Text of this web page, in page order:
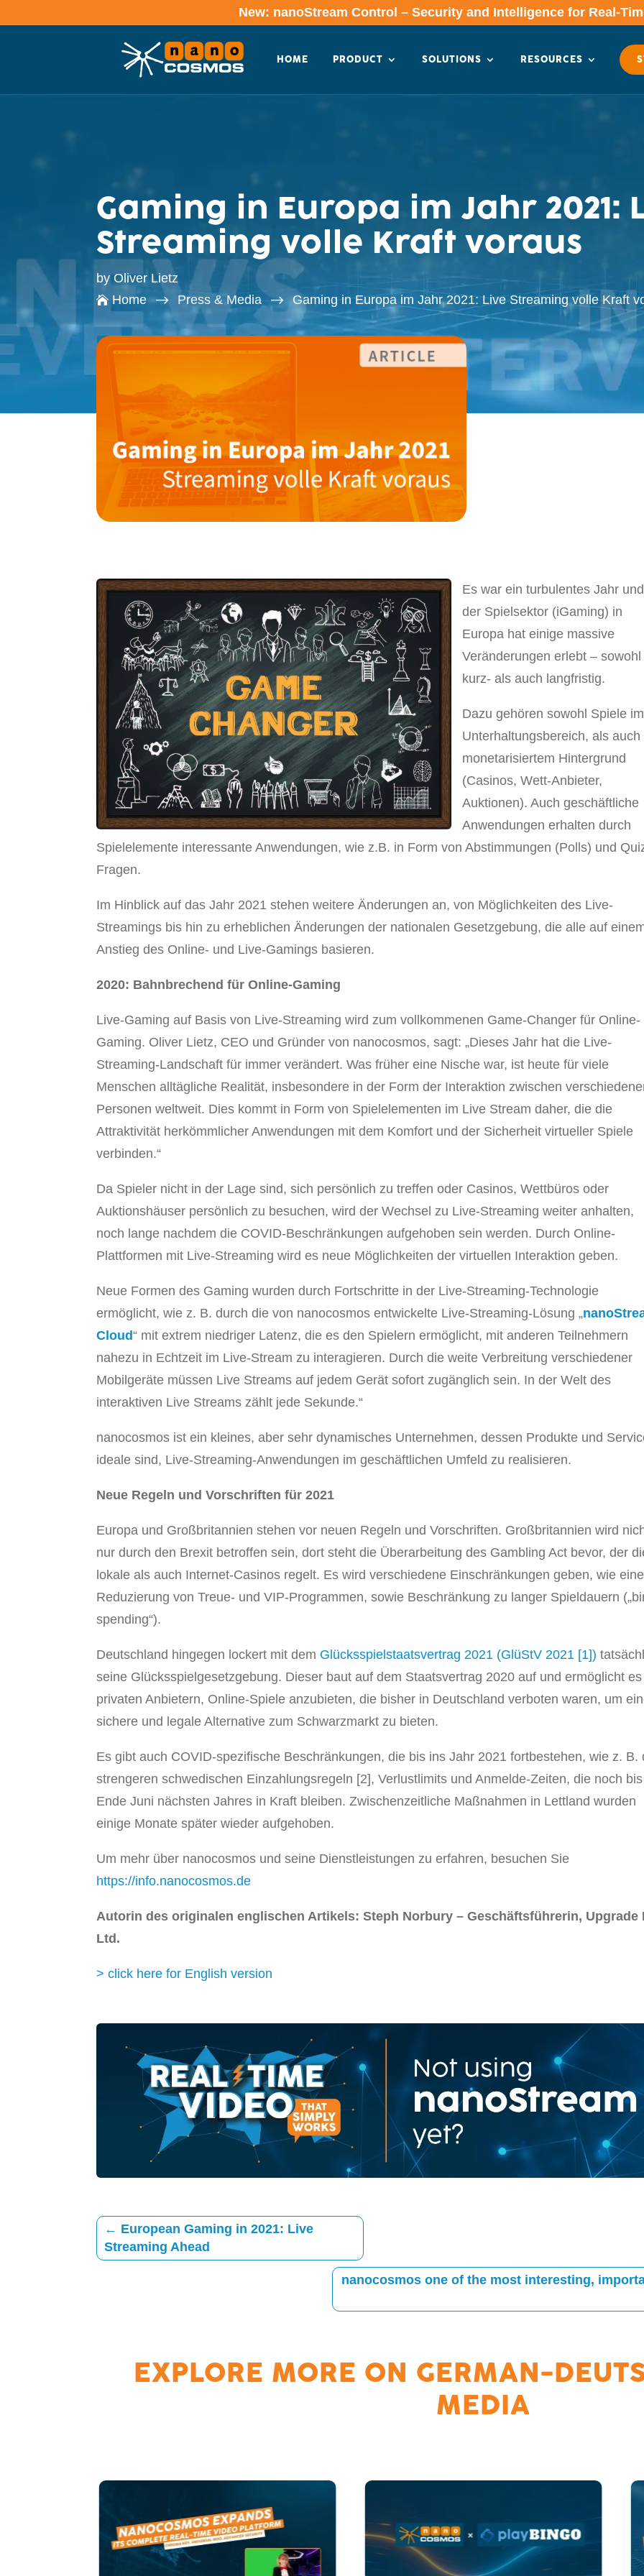
New: nanoStream Control – Security and Intelligence for Real-
HOME PRODUCT SOLUTIONS RESOURCES
Gaming in Europa im Jahr 2021:
Streaming volle Kraft voraus
byOliver Lietz
 Home $ Press & Media $ Gaming in Europa im Jahr 2021: Live Streaming volle Kraft
Es war ein turbulentes Jahr und
der Spielsektor (iGaming) in
Europa hat einige massive
Veränderungen erlebt – sowohl
kurz- als auch langfristig.
Dazu gehören sowohl Spiele im
Unterhaltungsbereich, als auch
monetarisiertem Hintergrund
(Casinos, Wett-Anbieter,
Auktionen). Auch geschäftliche
Anwendungen erhalten durch
Spielelemente interessante Anwendungen, wie z.B. in Form von Abstimmungen (Polls) und
Fragen.
Im Hinblick auf das Jahr 2021 stehen weitere Änderungen an, von Möglichkeiten des Live-
Streamings bis hin zu erheblichen Änderungen der nationalen Gesetzgebung, die alle auf
Anstieg des Online- und Live-Gamings basieren.
2020: Bahnbrechend für Online-Gaming
Live-Gaming auf Basis von Live-Streaming wird zum vollkommenen Game-Changer für Online-
Gaming. Oliver Lietz, CEO und Gründer von nanocosmos, sagt: „Dieses Jahr hat die Live-
Streaming-Landschaft für immer verändert. Was früher eine Nische war, ist heute für viele
Menschen alltägliche Realität, insbesondere in der Form der Interaktion zwischen
Personen weltweit. Dies kommt in Form von Spielelementen im Live Stream daher, die die
Attraktivität herkömmlicher Anwendungen mit dem Komfort und der Sicherheit virtueller Spiele
verbinden.“
Da Spieler nicht in der Lage sind, sich persönlich zu treffen oder Casinos, Wettbüros oder
Auktionshäuser persönlich zu besuchen, wird der Wechsel zu Live-Streaming weiter anhalten,
noch lange nachdem die COVID-Beschränkungen aufgehoben sein werden. Durch Online-
Plattformen mit Live-Streaming wird es neue Möglichkeiten der virtuellen Interaktion geben.
Neue Formen des Gaming wurden durch Fortschritte in der Live-Streaming-Technologie
ermöglicht, wie z. B. durch die von nanocosmos entwickelte Live-Streaming-Lösung „
Cloud“ mit extrem niedriger Latenz, die es den Spielern ermöglicht, mit anderen Teilnehmern
nahezu in Echtzeit im Live-Stream zu interagieren. Durch die weite Verbreitung verschiedener
Mobilgeräte müssen Live Streams auf jedem Gerät sofort zugänglich sein. In der Welt des
interaktiven Live Streams zählt jede Sekunde.“
nanocosmos ist ein kleines, aber sehr dynamisches Unternehmen, dessen Produkte und
ideale sind, Live-Streaming-Anwendungen im geschäftlichen Umfeld zu realisieren.
Neue Regeln und Vorschriften für 2021
Europa und Großbritannien stehen vor neuen Regeln und Vorschriften. Großbritannien wird
nur durch den Brexit betroffen sein, dort steht die Überarbeitung des Gambling Act bevor, der
lokale als auch Internet-Casinos regelt. Es wird verschiedene Einschränkungen geben, wie eine
Reduzierung von Treue- und VIP-Programmen, sowie Beschränkung zu langer Spieldauern
spending“).
Deutschland hingegen lockert mit dem Glücksspielstaatsvertrag 2021 (GlüStV 2021 [1])
seine Glücksspielgesetzgebung. Dieser baut auf dem Staatsvertrag 2020 auf und ermöglicht es
privaten Anbietern, Online-Spiele anzubieten, die bisher in Deutschland verboten waren, um
sichere und legale Alternative zum Schwarzmarkt zu bieten.
Es gibt auch COVID-spezifische Beschränkungen, die bis ins Jahr 2021 fortbestehen, wie z. B.
strengeren schwedischen Einzahlungsregeln [2], Verlustlimits und Anmelde-Zeiten, die noch bis
Ende Juni nächsten Jahres in Kraft bleiben. Zwischenzeitliche Maßnahmen in Lettland wurden
einige Monate später wieder aufgehoben.
Um mehr über nanocosmos und seine Dienstleistungen zu erfahren, besuchen Sie
https://info.nanocosmos.de
Autorin des originalen englischen Artikels: Steph Norbury – Geschäftsführerin, Upgrade
Ltd.
> click here for English version
← European Gaming in 2021: Live
Streaming Ahead
nanocosmos one of the most interesting,
EXPLORE MORE ON GERMAN-
MEDIA